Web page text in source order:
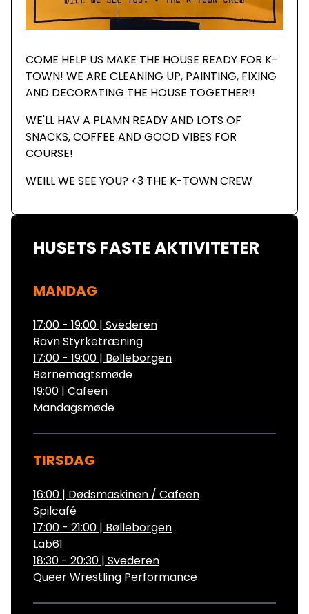
COME HELP US MAKE THE HOUSE READY FOR K-
TOWN! WE ARE CLEANING UP, PAINTING, FIXING
AND DECORATING THE HOUSE TOGETHER!!
WE'LL HAV A PLAMN READY AND LOTS OF
SNACKS, COFFEE AND GOOD VIBES FOR
COURSE!
WEILL WE SEE YOU? <3 THE K-TOWN CREW
HUSETS FASTE AKTIVITETER
MANDAG
17:00 - 19:00 | Svederen
Ravn Styrketræning
17:00 - 19:00 | Bølleborgen
Børnemagtsmøde
19:00 | Cafeen
Mandagsmøde
TIRSDAG
16:00 | Dødsmaskinen / Cafeen
Spilcafé
17:00 - 21:00 | Bølleborgen
Lab61
18:30 - 20:30 | Svederen
Queer Wrestling Performance